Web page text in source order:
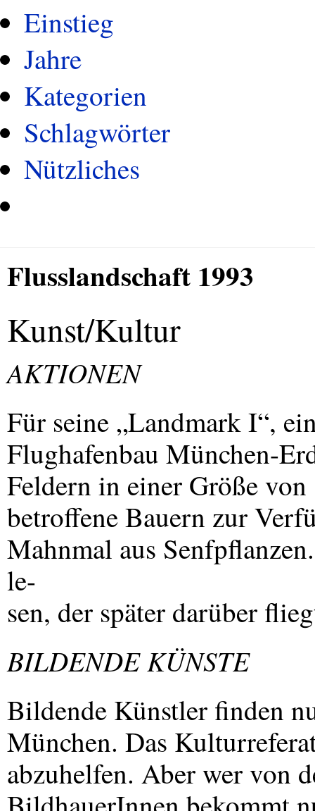
Einstieg
Jahre
Kategorien
Schlagwörter
Nützliches
Flusslandschaft 1993
Kunst/Kultur
AKTIONEN
Für seine „Landmark I“,
Flughafenbau München-
Feldern in einer Größe
betroffene Bauern zur
Mahnmal aus
le-
sen, der später darüber
BILDENDEKÜNSTE
Bildende Künstler finden
München. Das
abzuhelfen. Aber wer von